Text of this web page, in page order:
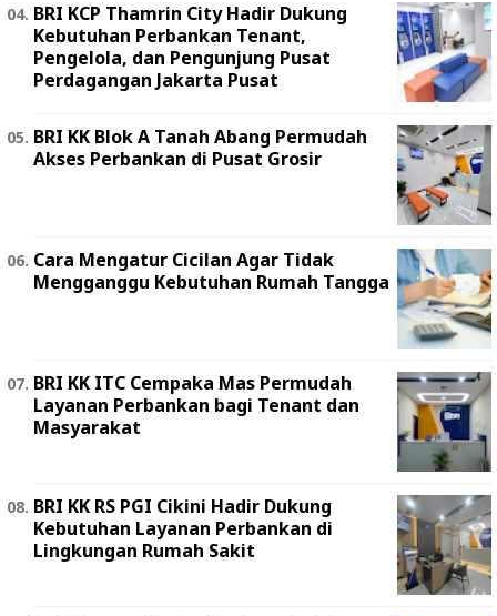
BRI KCP Thamrin City Hadir Dukung
Kebutuhan Perbankan Tenant,
Pengelola, dan Pengunjung Pusat
Perdagangan Jakarta Pusat
BRI KK Blok A Tanah Abang Permudah
Akses Perbankan di Pusat Grosir
Cara Mengatur Cicilan Agar Tidak
Mengganggu Kebutuhan Rumah Tangga
BRI KK ITC Cempaka Mas Permudah
Layanan Perbankan bagi Tenant dan
Masyarakat
BRI KK RS PGI Cikini Hadir Dukung
Kebutuhan Layanan Perbankan di
Lingkungan Rumah Sakit